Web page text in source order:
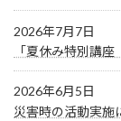
2026年7月7日
「夏休み特別講
2026年6月5日
災害時の活動実施